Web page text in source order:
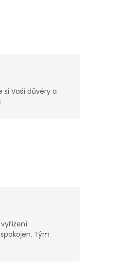
Vaší důvěry a
Tým